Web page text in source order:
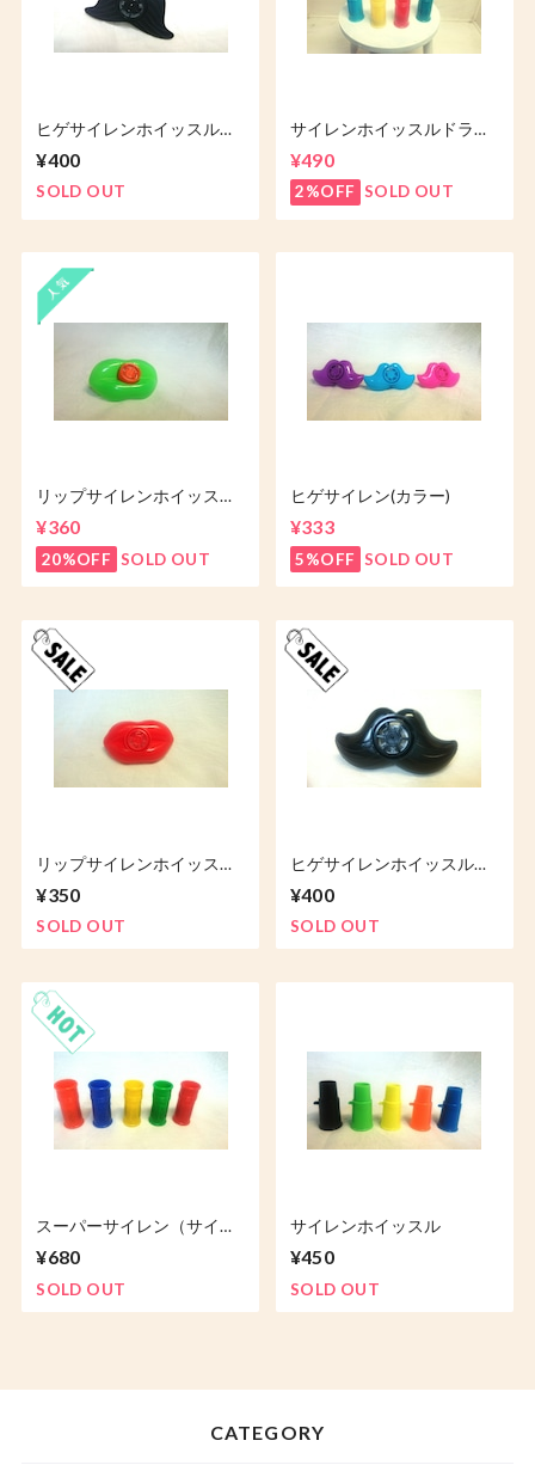
ヒゲサイレンホイッスル
¥400
SOLD OUT
サイレンホイッスルドラフ
¥490
2%OFF SOLD OUT
リップサイレンホイッスル
¥360
20%OFF SOLD OUT
ヒゲサイレン(カラー)
¥333
5%OFF SOLD OUT
リップサイレンホイッスル
¥350
SOLD OUT
ヒゲサイレンホイッスル
¥400
SOLD OUT
スーパーサイレン（サイレ
¥680
SOLD OUT
サイレンホイッスル
¥450
SOLD OUT
CATEGORY